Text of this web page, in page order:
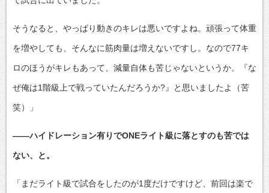
そうなると、やっぱり動きのキレは悪いですよね。頑張って体重
を増やしても、そんなに筋肉量は増えないですし。なので77キ
ロのほうがキレもあって、減量自体も苦じゃないというか。『な
ぜ俺は1階級上で戦っていたんだろうか?』と思いましたよ（苦
笑）」
――ハイドレーション有りでONEライト級に落とすのも苦では
ない、と。
「まだライト級で試合をしたのが1度だけですけど、前回は楽で